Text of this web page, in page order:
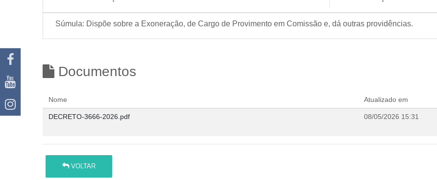
Súmula: Dispõe sobre a Exoneração, de Cargo de Provimento em Comissão e, dá outras providências.
Documentos
Nome Atualizado em
DECRETO-3666-2026.pdf 08/05/2026 15:31
VOLTAR